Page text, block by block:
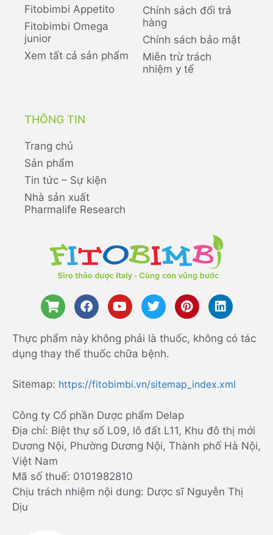
Fitobimbi Appetito
Fitobimbi Omega
junior
Xem tất cả sản phẩm
Chính sách đổi trả
hàng
Chính sách bảo mật
Miễn trừ trách
nhiệm y tế
THÔNG TIN
Trang chủ
Sản phẩm
Tin tức – Sự kiện
Nhà sản xuất
Pharmalife Research
Thực phẩm này không phải là thuốc, không có tác
dụng thay thế thuốc chữa bệnh.
Sitemap: https://fitobimbi.vn/sitemap_index.xml
Công ty Cổ phần Dược phẩm Delap
Địa chỉ: Biệt thự số L09, lô đất L11, Khu đô thị mới
Dương Nội, Phường Dương Nội, Thành phố Hà Nội,
Việt Nam
Mã số thuế: 0101982810
Chịu trách nhiệm nội dung: Dược sĩ Nguyễn Thị
Dịu